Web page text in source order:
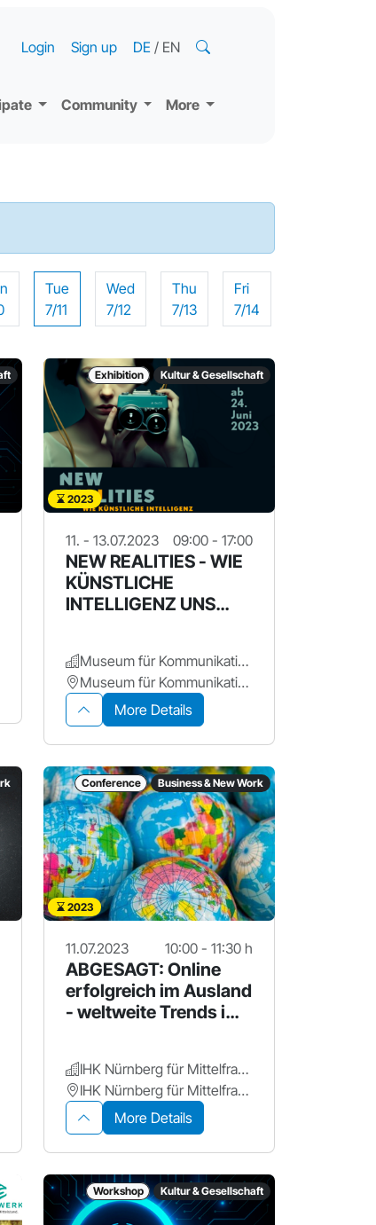
Community More
Login Sign up DE / EN
Tue
7/11
Wed
7/12
Thu
7/13
Fri
7/14
Exhibition Kultur & Gesellschaft
2023
11. - 13.07.2023 09:00 - 17:00
NEW REALITIES - WIE
KÜNSTLICHE
INTELLIGENZ UNS
Museum für Kommunikation Nürnberg
Museum für Kommunikation
More Details
Conference Business & New Work
2023
11.07.2023 10:00 - 11:30 h
ABGESAGT: Online
erfolgreich im Ausland
- weltweite Trends im
IHK Nürnberg für Mittelfranken
IHK Nürnberg für Mittelfranken
More Details
Workshop Kultur & Gesellschaft